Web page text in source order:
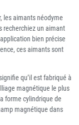
les aimants néodyme
recherchiez un aimant
bien précise
ces aimants sont
qu’il est fabriqué à
magnétique le plus
forme cylindrique de
magnétique dans